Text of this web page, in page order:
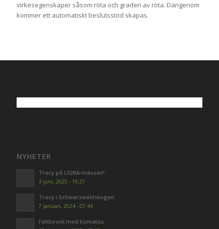
virkesegenskaper såsom röta och graden av röta. Därigenom
kommer ett automatiskt beslutsstöd skapas.
NYHETER
Tracy på LIGNA-mässan!
3 juni, 2025 - 19:27
Tracy i Schwarzwaldskogen
7 januari, 2024 - 07:44
Fältbesök med Komatsu